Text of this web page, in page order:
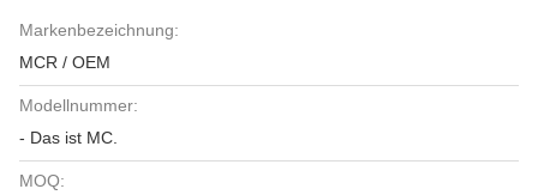
Markenbezeichnung:
MCR / OEM
Modellnummer:
- Das ist MC.
MOQ: